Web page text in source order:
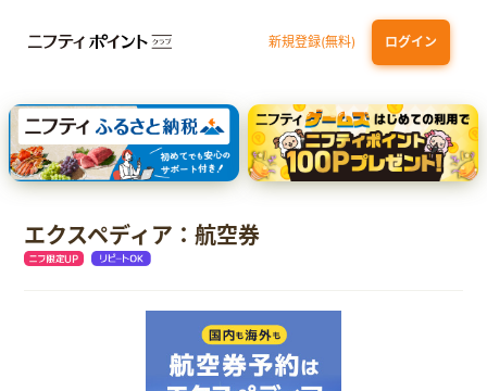
新規登録(無料) ログイン
dカード 九州カードNEXT JCB ORIGINAL SERIES：JCBカード S
三井住友カード ゴールド（NL）（家族カード発行）
【実質初月無料】DMM | Disney+(ディズニープラス) セットプラン
エクスペディア：航空券